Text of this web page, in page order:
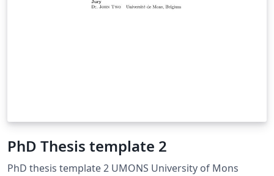
PhD Thesis template 2
PhD thesis template 2 UMONS University of Mons